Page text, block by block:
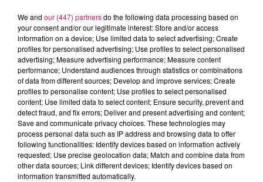
Réveil Canal FM
Angy Mayeux
Le Réveil de Canal FM
0:00 2 min 31 sec
8 janvier 2026 - 2 min 31 sec
08.01.2026 - LA CHANSON ARTIFICIELLE BB
We and our (447) partnersdo the following data processing based on
your consent and/or our legitimate interest: Store and/or access
information on a device; Use limited data to select advertising; Create
profiles for personalised advertising; Use profiles to select personalised
advertising; Measure advertising performance; Measure content
performance; Understand audiences through statistics or combinations
of data from different sources; Develop and improve services; Create
profiles to personalise content; Use profiles to select personalised
content; Use limited data to select content; Ensure security, prevent and
detect fraud, and fix errors; Deliver and present advertising and content;
Save and communicate privacy choices. These technologies may
process personal data such as IP address and browsing data to offer
following functionalities: Identify devices based on information actively
requested; Use precise geolocation data; Match and combine data from
other data sources; Link different devices; Identify devices based on
information transmitted automatically.